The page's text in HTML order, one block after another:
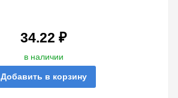
34.22 ₽
в наличии
Добавить в корзину